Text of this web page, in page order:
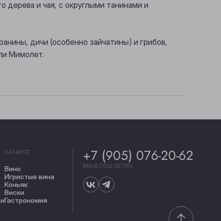
дерева и чая, с округлыми танинами и
дичи (особенно зайчатины) и грибов,
Мимолет.
КАТАЛОГ
Вино
Игристые вина
Коньяк
Виски
Гастрономия
+7 (905) 076-20-62
МЫ В СОЦ СЕТЯХ